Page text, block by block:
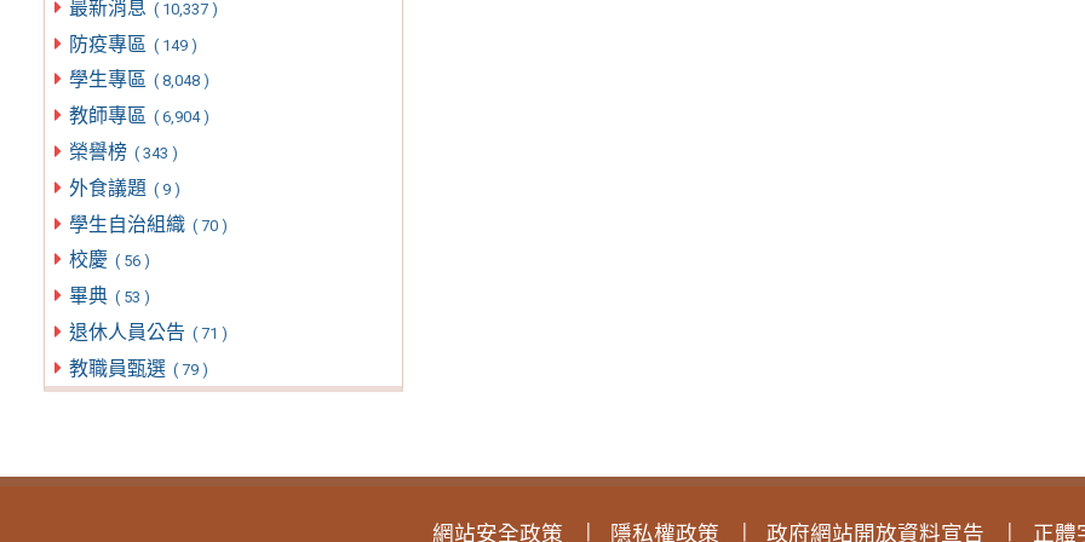
最新消息 ( 10,337 )
防疫專區 ( 149 )
學生專區 ( 8,048 )
教師專區 ( 6,904 )
榮譽榜 ( 343 )
外食議題 ( 9 )
學生自治組織 ( 70 )
校慶 ( 56 )
畢典 ( 53 )
退休人員公告 ( 71 )
教職員甄選 ( 79 )
網站安全政策 隱私權政策 政府網站開放資料宣告 正體